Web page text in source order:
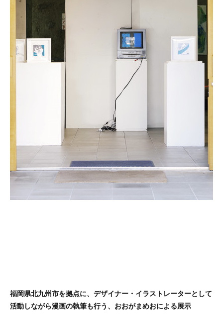
福岡県北九州市を拠点に、デザイナー・イラストレーターとして
活動しながら漫画の執筆も行う、おおがまめおによる展示